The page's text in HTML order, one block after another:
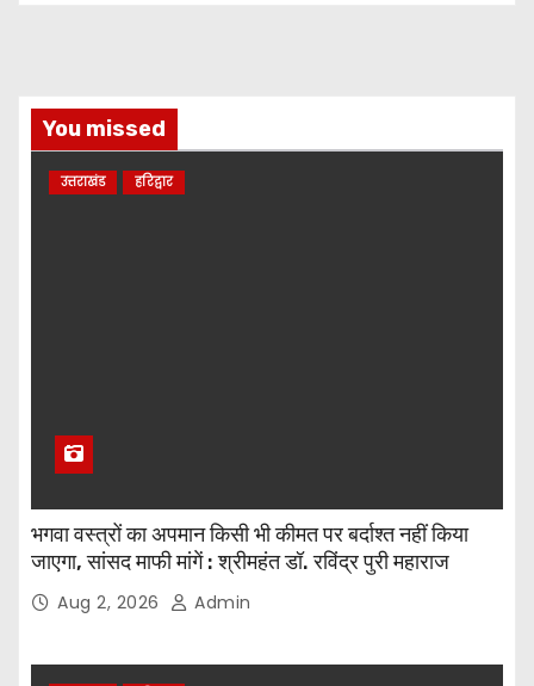
You missed
उत्तराखंड हरिद्वार
भगवा वस्त्रों का अपमान किसी भी कीमत पर बर्दाश्त नहीं किया
जाएगा, सांसद माफी मांगें : श्रीमहंत डॉ. रविंद्र पुरी महाराज
Aug 2, 2026 Admin